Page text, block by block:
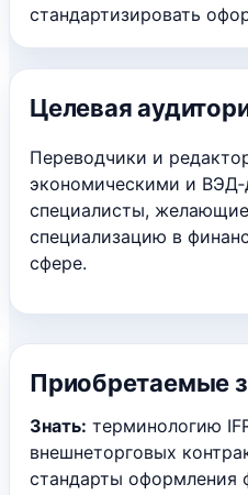
стандартизировать
Целевая
Переводчики и
экономическими и
специалисты, желающие
специализацию в
сфере.
Приобретаемые
Знать: терминологию
внешнеторговых
стандарты оформления